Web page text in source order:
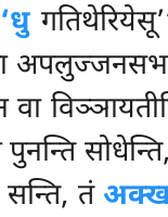
तं